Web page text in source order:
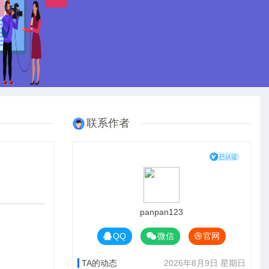
联系作者
panpan123
QQ 微信 官网
TA的动态 2026年8月9日 星期日